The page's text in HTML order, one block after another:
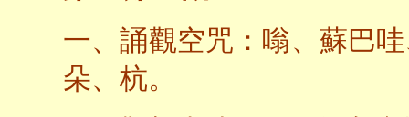
一、誦觀空咒：嗡、蘇巴
朵、杭。